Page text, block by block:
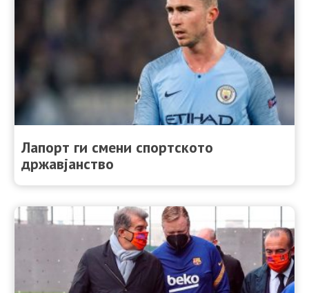
Лапорт ги смени спортското
државјанство